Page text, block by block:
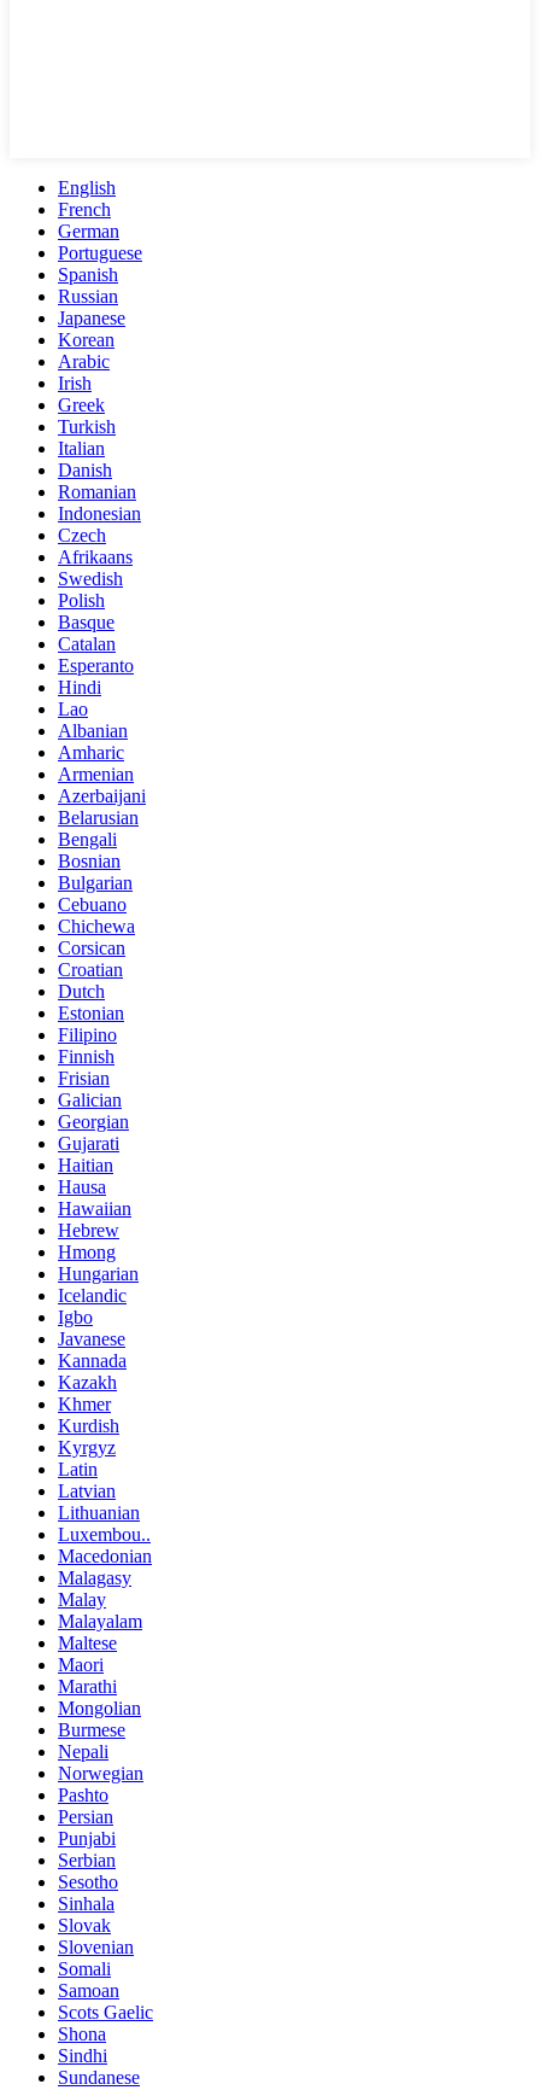
English
French
German
Portuguese
Spanish
Russian
Japanese
Korean
Arabic
Irish
Greek
Turkish
Italian
Danish
Romanian
Indonesian
Czech
Afrikaans
Swedish
Polish
Basque
Catalan
Esperanto
Hindi
Lao
Albanian
Amharic
Armenian
Azerbaijani
Belarusian
Bengali
Bosnian
Bulgarian
Cebuano
Chichewa
Corsican
Croatian
Dutch
Estonian
Filipino
Finnish
Frisian
Galician
Georgian
Gujarati
Haitian
Hausa
Hawaiian
Hebrew
Hmong
Hungarian
Icelandic
Igbo
Javanese
Kannada
Kazakh
Khmer
Kurdish
Kyrgyz
Latin
Latvian
Lithuanian
Luxembou..
Macedonian
Malagasy
Malay
Malayalam
Maltese
Maori
Marathi
Mongolian
Burmese
Nepali
Norwegian
Pashto
Persian
Punjabi
Serbian
Sesotho
Sinhala
Slovak
Slovenian
Somali
Samoan
Scots Gaelic
Shona
Sindhi
Sundanese